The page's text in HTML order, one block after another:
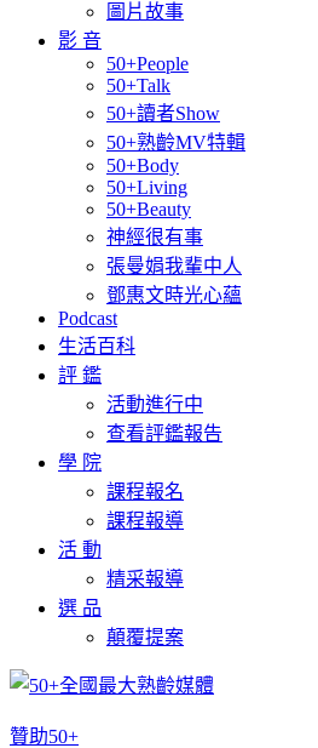
圖片故事
影 音
50+People
50+Talk
50+讀者Show
50+熟齡MV特輯
50+Body
50+Living
50+Beauty
神經很有事
張曼娟我輩中人
鄧惠文時光心蘊
Podcast
生活百科
評 鑑
活動進行中
查看評鑑報告
學 院
課程報名
課程報導
活 動
精采報導
選 品
顛覆提案
贊助50+